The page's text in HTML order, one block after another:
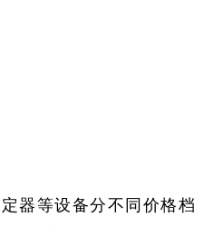
等设备分不同价格档